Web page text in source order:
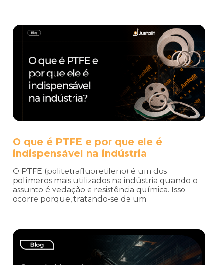
O que é PTFE e por que ele é
indispensável na indústria
O PTFE (politetrafluoretileno) é um dos
polímeros mais utilizados na indústria quando o
assunto é vedação e resistência química. Isso
ocorre porque, tratando-se de um